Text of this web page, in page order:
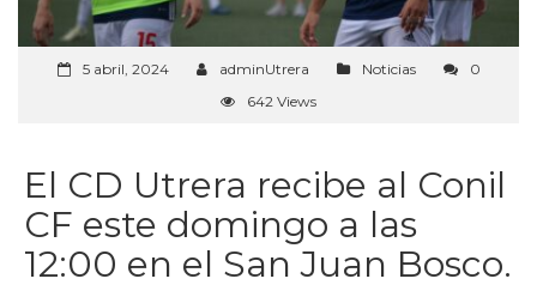
5 abril, 2024 adminUtrera Noticias
0
642 Views
El CD Utrera recibe al Conil
CF este domingo a las
12:00 en el San Juan Bosco.